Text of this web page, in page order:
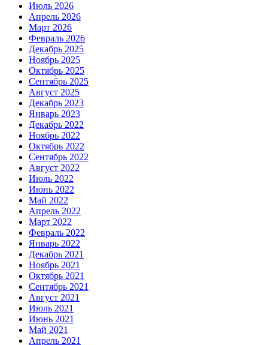
Июль 2026
Апрель 2026
Март 2026
Февраль 2026
Декабрь 2025
Ноябрь 2025
Октябрь 2025
Сентябрь 2025
Август 2025
Декабрь 2023
Январь 2023
Декабрь 2022
Ноябрь 2022
Октябрь 2022
Сентябрь 2022
Август 2022
Июль 2022
Июнь 2022
Май 2022
Апрель 2022
Март 2022
Февраль 2022
Январь 2022
Декабрь 2021
Ноябрь 2021
Октябрь 2021
Сентябрь 2021
Август 2021
Июль 2021
Июнь 2021
Май 2021
Апрель 2021